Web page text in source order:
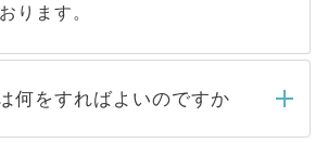
ります。
何をすればよいのですか